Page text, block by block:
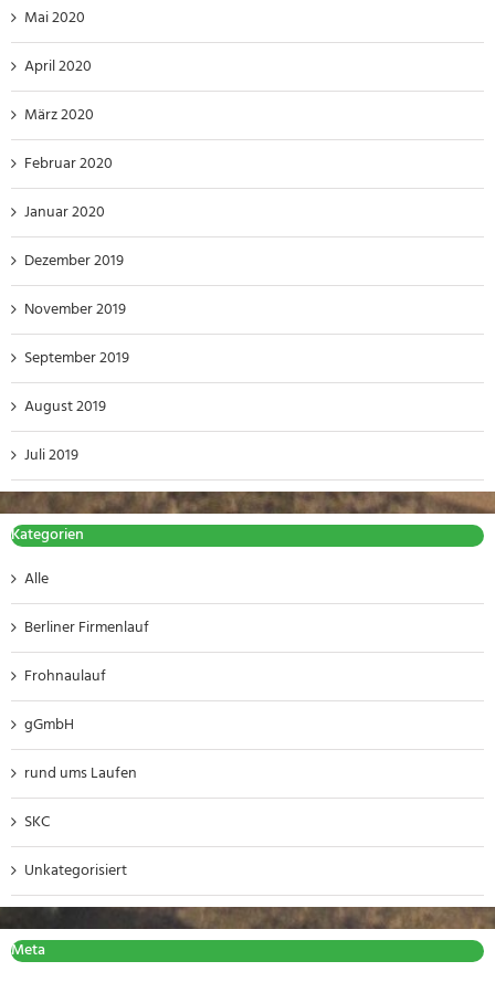
Mai 2020
April 2020
März 2020
Februar 2020
Januar 2020
Dezember 2019
November 2019
September 2019
August 2019
Juli 2019
Kategorien
Alle
Berliner Firmenlauf
Frohnaulauf
gGmbH
rund ums Laufen
SKC
Unkategorisiert
Meta